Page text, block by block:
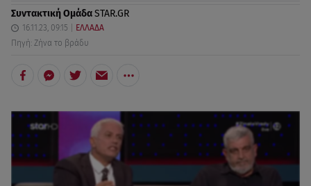
Συντακτική ΟμάδαSTAR.GR
16.11.23, 09:15
ΕΛΛΑΔΑ
Πηγή: Ζήνα το βράδυ